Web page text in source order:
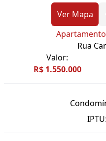
Ver Mapa
Rua
Valor:
R$ 1.550.000
IPTU: